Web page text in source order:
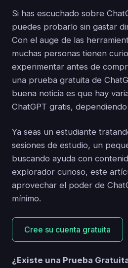
Si has escuchado sobre
puedes probarlo sin gastar
Con el auge de las
muchas personas tienen
experimentar antes de
una prueba gratuita de
buena noticia es que hay
ChatGPT gratis,
Ya seas un estudiante
sesiones de estudio, un
buscando ayuda con
explorador curioso, este
aprovechar el poder de
mínimo.
Cree su cuenta gratuita
¿Existe una Prueba